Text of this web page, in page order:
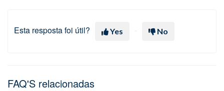
Esta resposta foi útil? Yes No
FAQ'S relacionadas